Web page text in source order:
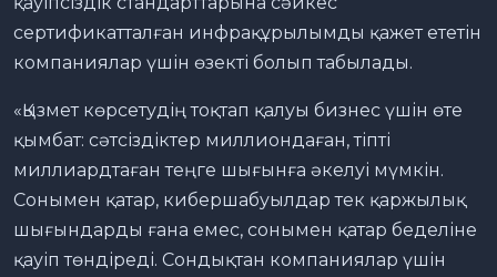
сертификатталған инфрақұрылымды қажет ететін
компаниялар үшін өзекті болып табылады.
«Қызмет көрсетудің тоқтап қалуы бизнес үшін өте
қымбат: сәтсіздіктер миллиондаған, тіпті
миллиардтаған теңге шығынға әкелуі мүмкін.
Сонымен қатар, кибершабуылдар тек қаржылық
шығындарды ғана емес, сонымен қатар беделіне
қауіп төндіреді. Сондықтан компаниялар үшін